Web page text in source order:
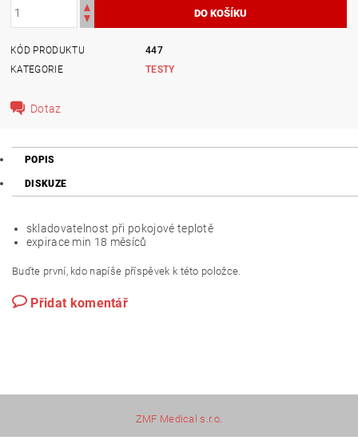
KÓD PRODUKTU
447
KATEGORIE
TESTY
Dotaz
POPIS
DISKUZE
skladovatelnost při pokojové teplotě
expirace min 18 měsíců
Buďte první, kdo napíše příspěvek k této položce.
Přidat komentář
ZMF Medical s.r.o.